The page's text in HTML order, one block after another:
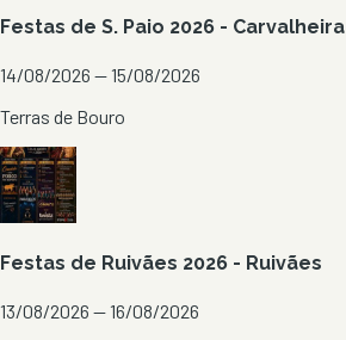
Festas de S. Paio 2026 - Carvalheira
14/08/2026 — 15/08/2026
Terras de Bouro
Festas de Ruivães 2026 - Ruivães
13/08/2026 — 16/08/2026